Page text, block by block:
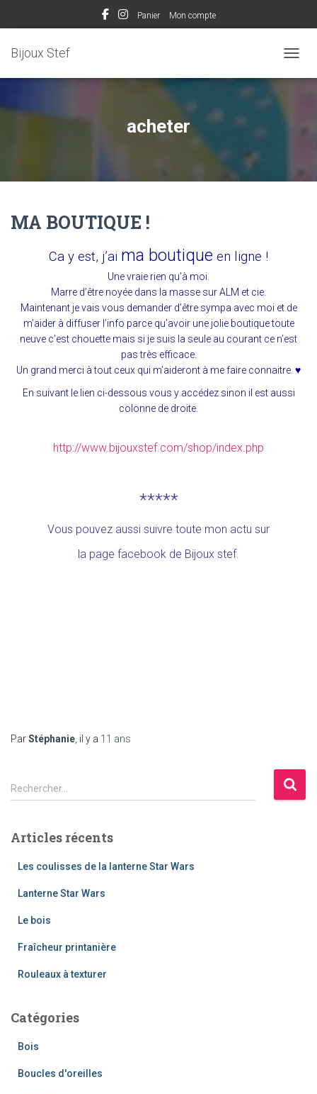
Panier Mon compte
Bijoux Stef
acheter
MA BOUTIQUE !
Ca y est, j’ai ma boutique en ligne !
Une vraie rien qu’à moi.
Marre d’être noyée dans la masse sur ALM et cie.
Maintenant je vais vous demander d’être sympa avec moi et de
m’aider à diffuser l’info parce qu’avoir une jolie boutique toute
neuve c’est chouette mais si je suis la seule au courant ce n’est
pas très efficace.
Un grand merci à tout ceux qui m’aideront à me faire connaitre. ♥
En suivant le lien ci-dessous vous y accédez sinon il est aussi
colonne de droite.
http://www.bijouxstef.com/shop/index.php
*****
Vous pouvez aussi suivre toute mon actu sur
la page facebook de Bijoux stef.
ParStéphanie , il y a 11 ans
R
e
e
Rechercher…
Articles récents
Les coulisses de la lanterne Star Wars
Lanterne Star Wars
Le bois
Fraîcheur printanière
Rouleaux à texturer
Catégories
Bois
Boucles d'oreilles